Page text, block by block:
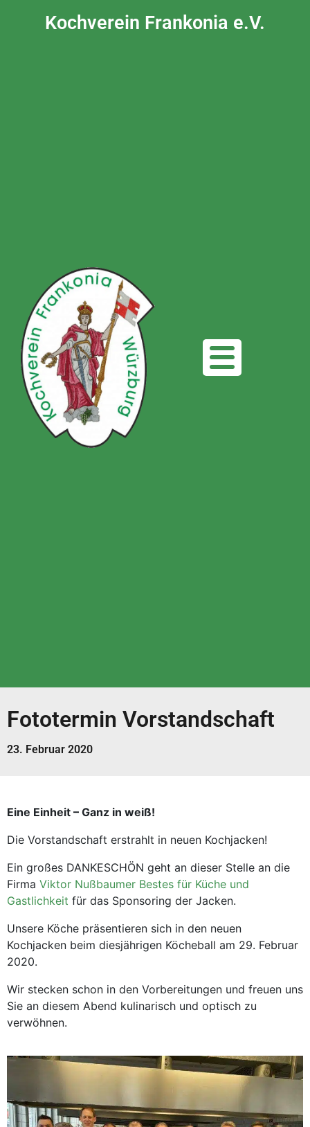
Kochverein Frankonia e.V.
Fototermin Vorstandschaft
23. Februar 2020
Eine Einheit – Ganz in weiß!
Die Vorstandschaft erstrahlt in neuen Kochjacken!
Ein großes DANKESCHÖN geht an dieser Stelle an die
Firma Viktor Nußbaumer Bestes für Küche und
Gastlichkeit für das Sponsoring der Jacken.
Unsere Köche präsentieren sich in den neuen
Kochjacken beim diesjährigen Köcheball am 29. Februar
2020.
Wir stecken schon in den Vorbereitungen und freuen uns
Sie an diesem Abend kulinarisch und optisch zu
verwöhnen.